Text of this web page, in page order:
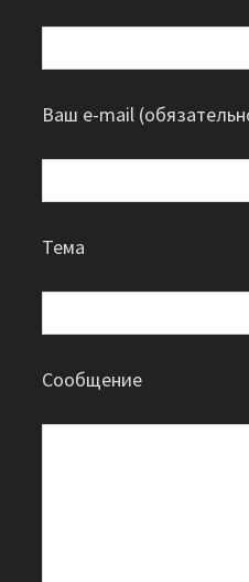
Ваш e-mail
Тема
Сообщение